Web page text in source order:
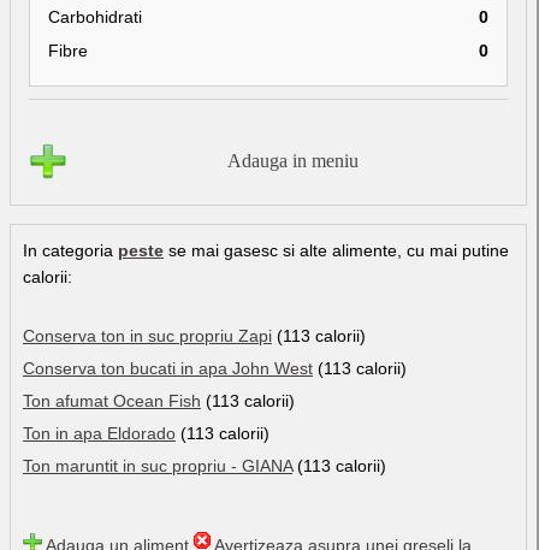
Carbohidrati
0
Fibre
0
Adauga in meniu
In categoria peste se mai gasesc si alte alimente, cu mai putine
calorii:
Conserva ton in suc propriu Zapi (113 calorii)
Conserva ton bucati in apa John West (113 calorii)
Ton afumat Ocean Fish (113 calorii)
Ton in apa Eldorado (113 calorii)
Ton maruntit in suc propriu - GIANA(113 calorii)
Adauga un aliment
Avertizeaza asupra unei greseli la